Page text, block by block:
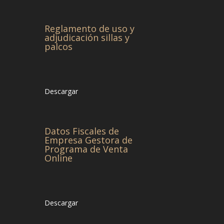
Reglamento de uso y
adjudicación sillas y
palcos
Descargar
Datos Fiscales de
Empresa Gestora de
Programa de Venta
Online
Descargar